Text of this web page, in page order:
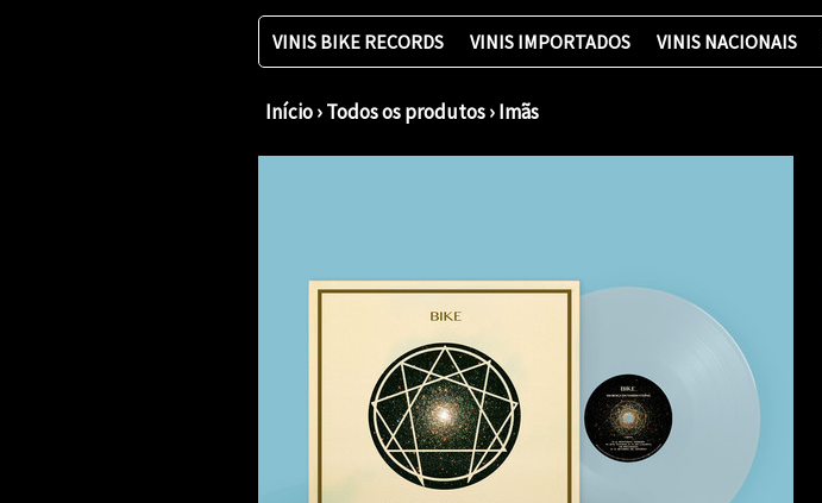
VINIS BIKE RECORDS VINIS IMPORTADOS VINIS NACIONAIS
Início›Todos os produtos›Imãs